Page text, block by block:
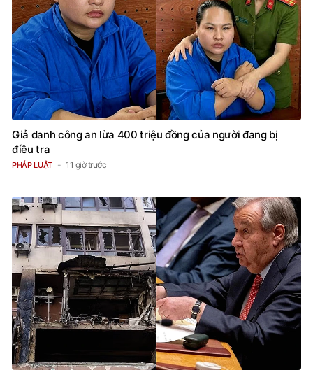
Giả danh công an lừa 400 triệu đồng của người đang bị
điều tra
PHÁP LUẬT 11 giờ trước